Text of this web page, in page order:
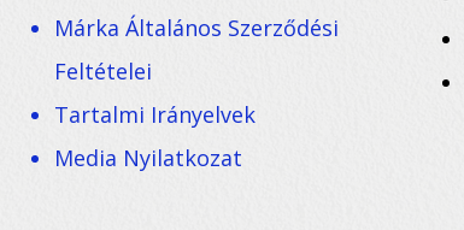
Márka Általános Szerződési
Feltételei
Tartalmi Irányelvek
Media Nyilatkozat